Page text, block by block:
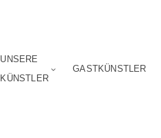
UNSERE
KÜNSTLER
GASTKÜNSTLER